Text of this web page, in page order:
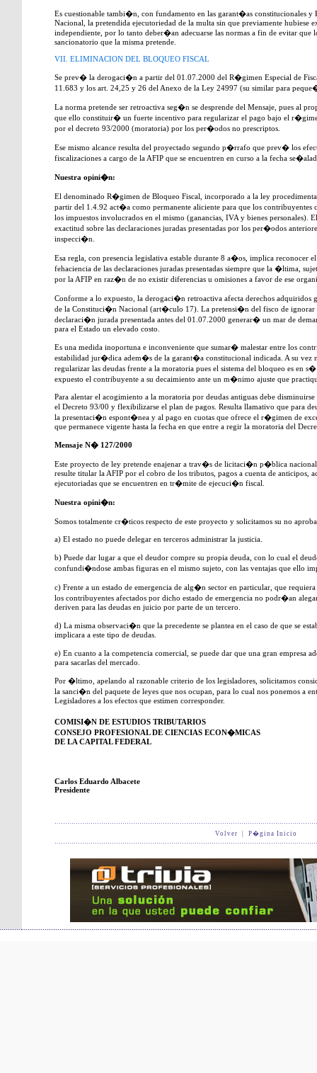
Es cuestionable tambi�n, con fundamento en las garant�as constitucionales
Nacional, la pretendida ejecutoriedad de la multa sin que previamente hubiese
independiente, por lo tanto deber�an adecuarse las normas a fin de evitar que
sancionatorio que la misma pretende.
VII. ELIMINACION DEL BLOQUEO FISCAL
Se prev� la derogaci�n a partir del 01.07.2000 del R�gimen Especial de
11.683 y los art. 24,25 y 26 del Anexo de la Ley 24997 (su similar para
La norma pretende ser retroactiva seg�n se desprende del Mensaje, pues al
que ello constituir� un fuerte incentivo para regularizar el pago bajo el
por el decreto 93/2000 (moratoria) por los per�odos no prescriptos.
Ese mismo alcance resulta del proyectado segundo p�rrafo que prev� los
fiscalizaciones a cargo de la AFIP que se encuentren en curso a la fecha
Nuestra opini�n:
El denominado R�gimen de Bloqueo Fiscal, incorporado a la ley
partir del 1.4.92 act�a como permanente aliciente para que los
los impuestos involucrados en el mismo (ganancias, IVA y bienes
exactitud sobre las declaraciones juradas presentadas por los per�odos
inspecci�n.
Esa regla, con presencia legislativa estable durante 8 a�os, implica reconocer
fehaciencia de las declaraciones juradas presentadas siempre que la �ltima,
por la AFIP en raz�n de no existir diferencias u omisiones a favor de ese
Conforme a lo expuesto, la derogaci�n retroactiva afecta derechos adquiridos
de la Constituci�n Nacional (art�culo 17). La pretensi�n del fisco de
declaraci�n jurada presentada antes del 01.07.2000 generar� un mar de
para el Estado un elevado costo.
Es una medida inoportuna e inconveniente que sumar� malestar entre los
estabilidad jur�dica adem�s de la garant�a constitucional indicada. A su vez
regularizar las deudas frente a la moratoria pues el sistema del bloqueo es en
expuesto el contribuyente a su decaimiento ante un m�nimo ajuste que
Para alentar el acogimiento a la moratoria por deudas antiguas debe
el Decreto 93/00 y flexibilizarse el plan de pagos. Resulta llamativo que para
la presentaci�n espont�nea y al pago en cuotas que ofrece el r�gimen de
que permanece vigente hasta la fecha en que entre a regir la moratoria del
Mensaje N� 127/2000
Este proyecto de ley pretende enajenar a trav�s de licitaci�n p�blica
resulte titular la AFIP por el cobro de los tributos, pagos a cuenta de anticipos,
ejecutoriadas que se encuentren en tr�mite de ejecuci�n fiscal.
Nuestra opini�n:
Somos totalmente cr�ticos respecto de este proyecto y solicitamos su no
a) El estado no puede delegar en terceros administrar la justicia.
b) Puede dar lugar a que el deudor compre su propia deuda, con lo cual el
confundi�ndose ambas figuras en el mismo sujeto, con las ventajas que ello
c) Frente a un estado de emergencia de alg�n sector en particular, que
los contribuyentes afectados por dicho estado de emergencia no podr�an
deriven para las deudas en juicio por parte de un tercero.
d) La misma observaci�n que la precedente se plantea en el caso de que se
implicara a este tipo de deudas.
e) En cuanto a la competencia comercial, se puede dar que una gran empresa
para sacarlas del mercado.
Por �ltimo, apelando al razonable criterio de los legisladores, solicitamos
la sanci�n del paquete de leyes que nos ocupan, para lo cual nos ponemos a
Legisladores a los efectos que estimen corresponder.
COMISI�N DE ESTUDIOS TRIBUTARIOS
CONSEJO PROFESIONAL DE CIENCIAS ECON�MICAS
DE LA CAPITAL FEDERAL
Carlos Eduardo Albacete
Presidente
Volver P�gina Inicio